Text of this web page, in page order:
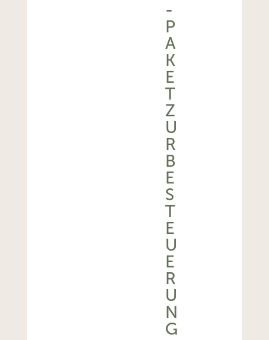
-
P
A
K
E
T
Z
U
R
B
E
S
T
E
U
E
R
U
N
G